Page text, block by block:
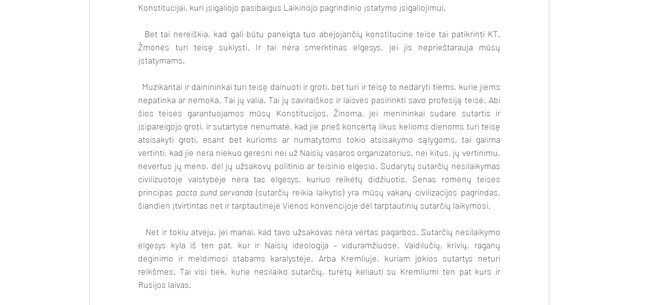
Konstitucijai, kuri įsigaliojo pasibaigus Laikinojo pagrindinio įstatymo įsigaliojimui.
Žmonės turi teisę suklysti. Ir tai nėra smerktinas elgesys, jei jis neprieštarauja mūsų
įstatymams.
nepatinka ar nemoka. Tai jų valia. Tai jų saviraiškos ir laisvės pasirinkti savo profesiją teisė. Abi
šios teisės garantuojamos mūsų Konstitucijos. Žinoma, jei menininkai sudarė sutartis ir
įsipareigojo groti, ir sutartyse nenumatė, kad jie prieš koncertą likus kelioms dienoms turi teisę
atsisakyti groti, esant bet kurioms ar numatytoms tokio atsisakymo sąlygoms, tai galima
vertinti, kad jie nėra niekuo geresni nei už Naisių vasaros organizatorius, nei kitus, jų vertinimu,
nevertus jų meno, dėl jų užsakovų politinio ar teisinio elgesio. Sudarytų sutarčių nesilaikymas
civilizuotoje valstybėje nėra tas elgesys, kuriuo reikėtų didžiuotis. Senas romėnų teisės
principas pacta sund servanda (sutarčių reikia laikytis) yra mūsų vakarų civilizacijos pagrindas,
šiandien įtvirtintas net ir tarptautinėje Vienos konvencijoje dėl tarptautinių sutarčių laikymosi.
elgesys kyla iš ten pat, kur ir Naisių ideologija – viduramžiuose. Vaidilučių, krivių, raganų
deginimo ir meldimosi stabams karalystėje. Arba Kremliuje, kuriam jokios sutartys neturi
reikšmės. Tai visi tiek, kurie nesilaiko sutarčių, turėtų keliauti su Kremliumi ten pat kurs ir
Rusijos laivas.